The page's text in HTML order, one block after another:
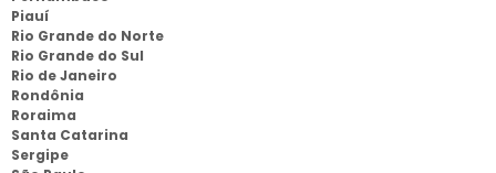
Piauí
Rio Grande do Norte
Rio Grande do Sul
Rio de Janeiro
Rondônia
Roraima
Santa Catarina
Sergipe